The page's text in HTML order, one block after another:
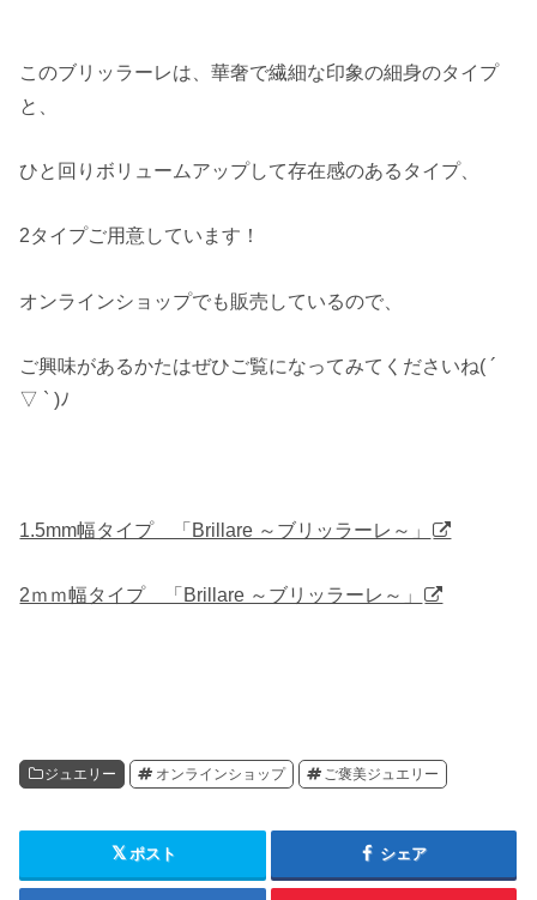
このブリッラーレは、華奢で繊細な印象の細身のタイプ
と、
ひと回りボリュームアップして存在感のあるタイプ、
2タイプご用意しています！
オンラインショップでも販売しているので、
ご興味があるかたはぜひご覧になってみてくださいね( ´
▽ ` )ﾉ
1.5mm幅タイプ 「Brillare ～ブリッラーレ～」
2ｍｍ幅タイプ 「Brillare ～ブリッラーレ～」
ジュエリー オンラインショップ ご褒美ジュエリー
ポスト シェア